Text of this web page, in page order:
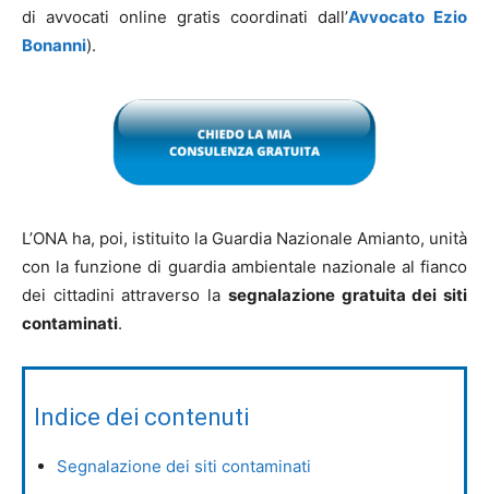
di avvocati online gratis coordinati dall’Avvocato Ezio
Bonanni).
L’ONA ha, poi, istituito la Guardia Nazionale Amianto, unità
con la funzione di guardia ambientale nazionale al fianco
dei cittadini attraverso la segnalazione gratuita dei siti
contaminati.
Indice dei contenuti
Segnalazione dei siti contaminati